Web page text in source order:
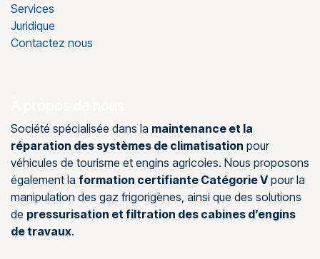
Services
Juridique
Contactez nous
Société spécialisée dans la maintenance et la
réparation des systèmes de climatisation pour
véhicules de tourisme et engins agricoles. Nous proposons
également la formation certifiante Catégorie Vpour la
manipulation des gaz frigorigènes, ainsi que des solutions
de pressurisation et filtration des cabines d’engins
de travaux.